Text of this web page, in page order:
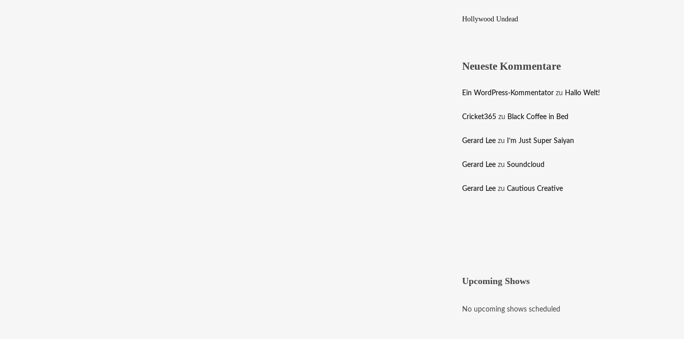
facilisis, purus nec pulvinar iaculis, ligula
Follow Us
Hollywood Undead
Neueste Kommentare
Ein WordPress-Kommentator zu Hallo Welt!
Cricket365 zu Black Coffee in Bed
Gerard Lee zu I’m Just Super Saiyan
Gerard Lee zuSoundcloud
Gerard Lee zuCautious Creative
Upcoming Shows
No upcoming shows scheduled